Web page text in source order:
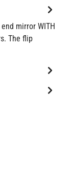
mirror WITH
The flip